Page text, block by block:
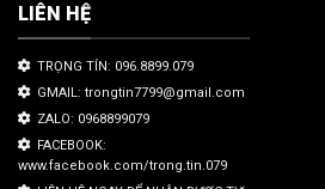
LIÊN HỆ
TRỌNG TÍN: 096.8899.079
GMAIL: trongtin7799@gmail.com
ZALO: 0968899079
FACEBOOK:
www.facebook.com/trong.tin.079